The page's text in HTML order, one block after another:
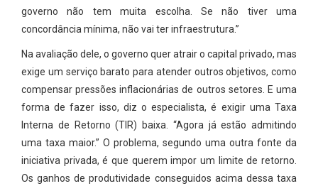
governo não tem muita escolha. Se não tiver uma
concordância mínima, não vai ter infraestrutura.”
Na avaliação dele, o governo quer atrair o capital privado, mas
exige um serviço barato para atender outros objetivos, como
compensar pressões inflacionárias de outros setores. E uma
forma de fazer isso, diz o especialista, é exigir uma Taxa
Interna de Retorno (TIR) baixa. “Agora já estão admitindo
uma taxa maior.” O problema, segundo uma outra fonte da
iniciativa privada, é que querem impor um limite de retorno.
Os ganhos de produtividade conseguidos acima dessa taxa